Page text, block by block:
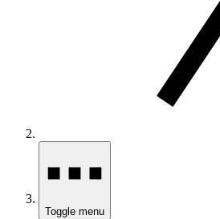
Toggle menu